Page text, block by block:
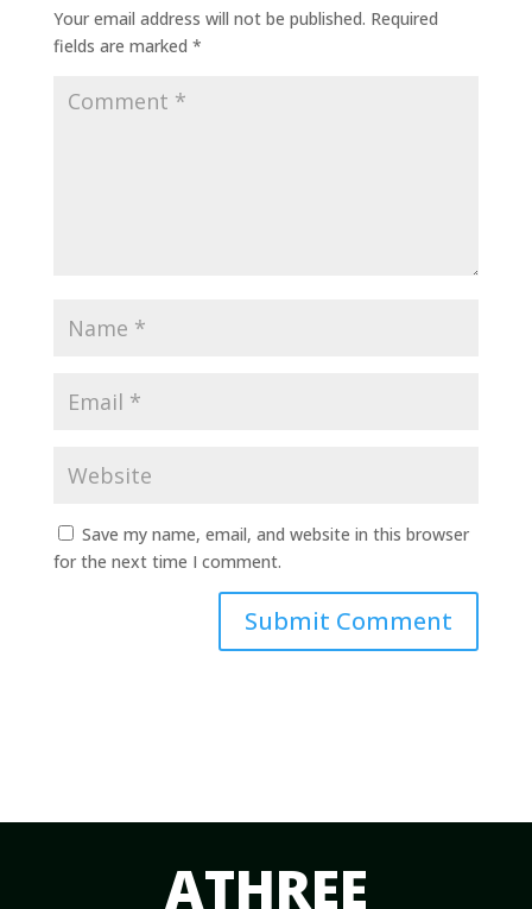
Your email address will not be published. Required
fields are marked *
Save my name, email, and website in this browser
for the next time I comment.
Submit Comment
ATHREE